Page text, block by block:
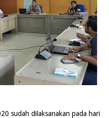
sudah dilaksanakan pada hari